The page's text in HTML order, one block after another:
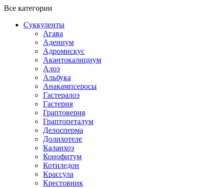
Все категории
Суккуленты
Агава
Адениум
Адромискус
Акантокалициум
Алоэ
Альбука
Анакампсеросы
Гастералоэ
Гастерия
Граптоверия
Граптопеталум
Делосперма
Долихотеле
Каланхоэ
Конофитум
Котиледон
Крассула
Крестовник